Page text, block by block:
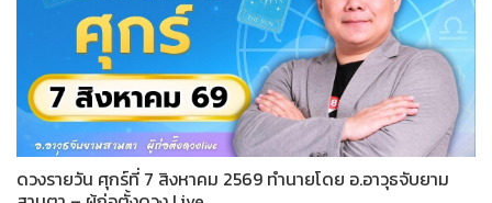
ดวงรายวัน ศุกร์ที่ 7 สิงหาคม 2569 ทำนายโดย อ.อาวุธจับยาม